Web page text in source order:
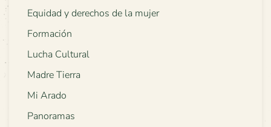
Equidad y derechos de la mujer
Formación
Lucha Cultural
Madre Tierra
Mi Arado
Panoramas